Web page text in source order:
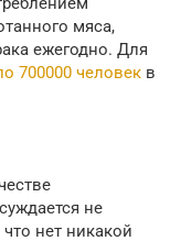
мяса,
ежегодно. Для
700000 человек в
не
нет никакой